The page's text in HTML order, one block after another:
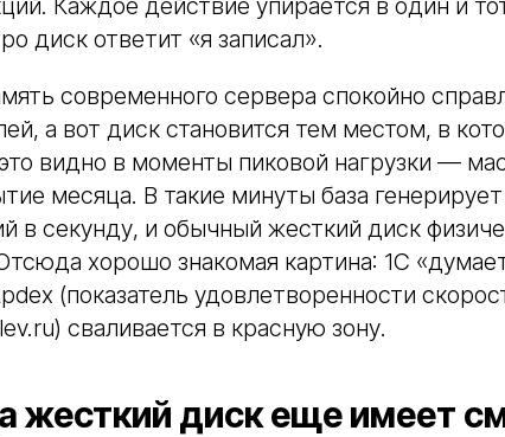
диск ответит «я записал».
современного сервера спокойно
а вот диск становится тем местом, в
видно в моменты пиковой нагрузки —
месяца. В такие минуты база
в секунду, и обычный жесткий диск
хорошо знакомая картина: 1С
(показатель удовлетворенности
сваливается в красную зону.
жесткий диск еще имеет